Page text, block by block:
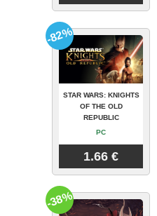
STAR WARS: KNIGHTS
OF THE OLD
REPUBLIC
PC
1.66 €
-82%
-38%